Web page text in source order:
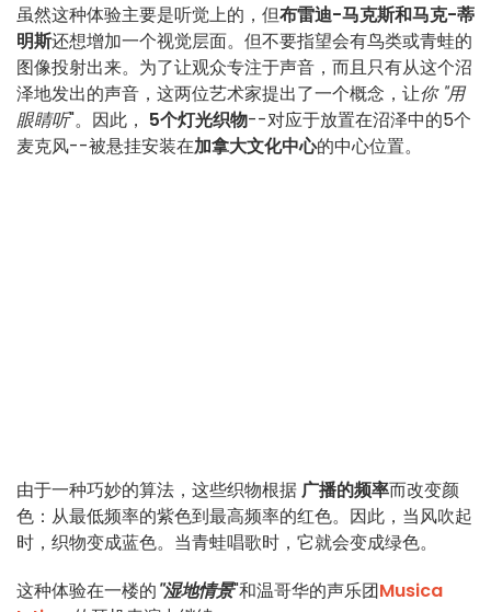
虽然这种体验主要是听觉上的，但布雷迪-马克斯和马克-蒂
明斯还想增加一个视觉层面。但不要指望会有鸟类或青蛙的
图像投射出来。为了让观众专注于声音，而且只有从这个沼
泽地发出的声音，这两位艺术家提出了一个概念，让你 "用
眼睛听"。因此， 5个灯光织物--对应于放置在沼泽中的5个
麦克风--被悬挂安装在加拿大文化中心的中心位置。
由于一种巧妙的算法，这些织物根据 广播的频率而改变颜
色：从最低频率的紫色到最高频率的红色。因此，当风吹起
时，织物变成蓝色。当青蛙唱歌时，它就会变成绿色。
这种体验在一楼的"湿地情景"和温哥华的声乐团Musica